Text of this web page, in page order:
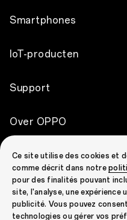
Smartphones
OPPO Find X9 Ultra
OPPO Find X9
OPPO Reno16 Pro 5G
OPPO Reno16 F 5G
OPPO Reno15 F 5G
OPPO Reno15 5G
IoT-producten
OPPO Pad 5
OPPO Enco Clip2 Open Earbuds
OPPO Enco X3i
Support
Contact
Garantiestatus
Send to Repair
Prijscontrole voor reserve
Over OPPO
Technology
OPPO Apex Guard
OPPO Community
OPPO Community
Ce site utilise des cookies et
comme décrit dans notre
pour des finalités pouvant
site, l'analyse, une expérience
publicité. Vous pouvez
technologies ou gérer vos